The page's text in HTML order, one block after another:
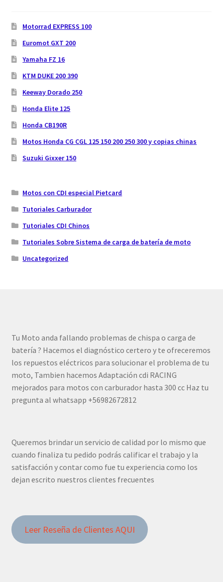
Motorrad EXPRESS 100
Euromot GXT 200
Yamaha FZ 16
KTM DUKE 200 390
Keeway Dorado 250
Honda Elite 125
Honda CB190R
Motos Honda CG CGL 125 150 200 250 300 y copias chinas
Suzuki Gixxer 150
Motos con CDI especial Pietcard
Tutoriales Carburador
Tutoriales CDI Chinos
Tutoriales Sobre Sistema de carga de batería de moto
Uncategorized
Tu Moto anda fallando problemas de chispa o carga de
batería ? Hacemos el diagnóstico certero y te ofreceremos
los repuestos eléctricos para solucionar el problema de tu
moto, Tambien hacemos Adaptación cdi RACING
mejorados para motos con carburador hasta 300 cc Haz tu
pregunta al whatsapp +56982672812
Queremos brindar un servicio de calidad por lo mismo que
cuando finaliza tu pedido podrás calificar el trabajo y la
satisfacción y contar como fue tu experiencia como los
dejan escrito nuestros clientes frecuentes
Leer Reseña de Clientes AQUI